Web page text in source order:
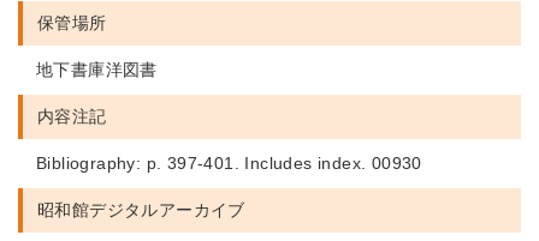
保管場所
地下書庫洋図書
内容注記
Bibliography: p. 397-401. Includes index. 00930
昭和館デジタルアーカイブ